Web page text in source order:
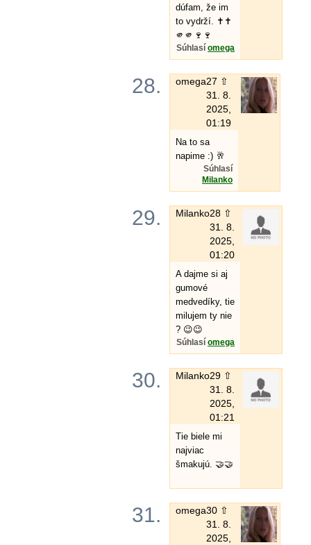
dúfam, že im
to vydrží. ✝️✝️
🫵🫵🍷🍷
Súhlasí omega
28. omega27 ⇧
31. 8.
2025,
01:19
Na to sa
napime :) 🥂
Súhlasí
Milanko
29. Milanko28 ⇧
31. 8.
2025,
01:20
A dajme si aj
gumové
medvedíky, tie
milujem ty nie
? 😉😉
Súhlasí omega
30. Milanko29 ⇧
31. 8.
2025,
01:21
Tie biele mi
najviac
šmakujú. 🤝🤝
31. omega30 ⇧
31. 8.
2025,